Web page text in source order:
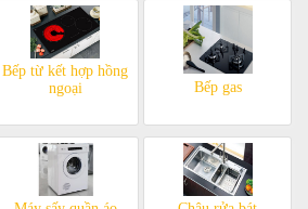
Bếp từ kết hợp hồng
ngoại
Bếp gas